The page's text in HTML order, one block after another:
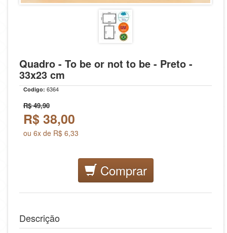
Quadro - To be or not to be - Preto -
33x23 cm
Codigo: 6364
R$ 49,90
R$ 38,00
ou 6x de R$ 6,33
Comprar
Descrição